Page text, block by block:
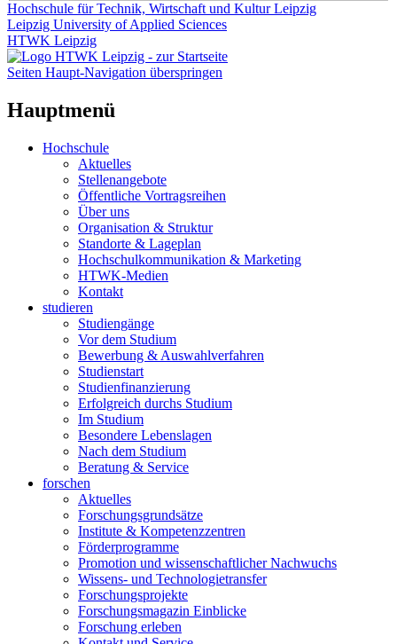
Hochschule für Technik, Wirtschaft und Kultur Leipzig
Leipzig University of Applied Sciences
HTWK Leipzig
Seiten Haupt-Navigation überspringen
Hauptmenü
Hochschule
Aktuelles
Stellenangebote
Öffentliche Vortragsreihen
Über uns
Organisation & Struktur
Standorte & Lageplan
Hochschulkommunikation & Marketing
HTWK-Medien
Kontakt
studieren
Studiengänge
Vor dem Studium
Bewerbung & Auswahlverfahren
Studienstart
Studienfinanzierung
Erfolgreich durchs Studium
Im Studium
Besondere Lebenslagen
Nach dem Studium
Beratung & Service
forschen
Aktuelles
Forschungsgrundsätze
Institute & Kompetenzzentren
Förderprogramme
Promotion und wissenschaftlicher Nachwuchs
Wissens- und Technologietransfer
Forschungsprojekte
Forschungsmagazin Einblicke
Forschung erleben